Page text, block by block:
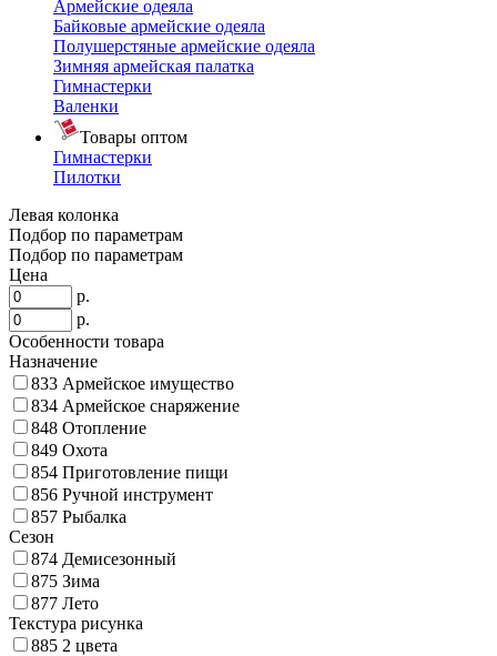
Армейские одеяла
Байковые армейские одеяла
Полушерстяные армейские одеяла
Зимняя армейская палатка
Гимнастерки
Валенки
Товары оптом
Гимнастерки
Пилотки
Левая колонка
Подбор по параметрам
Подбор по параметрам
Цена
р.
р.
Особенности товара
Назначение
833 Армейское имущество
834 Армейское снаряжение
848 Отопление
849 Охота
854 Приготовление пищи
856 Ручной инструмент
857 Рыбалка
Сезон
874 Демисезонный
875 Зима
877 Лето
Текстура рисунка
885 2 цвета